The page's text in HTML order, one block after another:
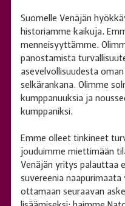
Suomelle Venäjän
historiamme kaikuja.
menneisyyttämme.
panostamista
asevelvollisuudesta
selkärankana. Olimme
kumppanuuksia ja
kumppaniksi.
Emme olleet tinkineet
jouduimme miettimään
Venäjän yritys palauttaa
suvereenia
ottamaan seuraavan